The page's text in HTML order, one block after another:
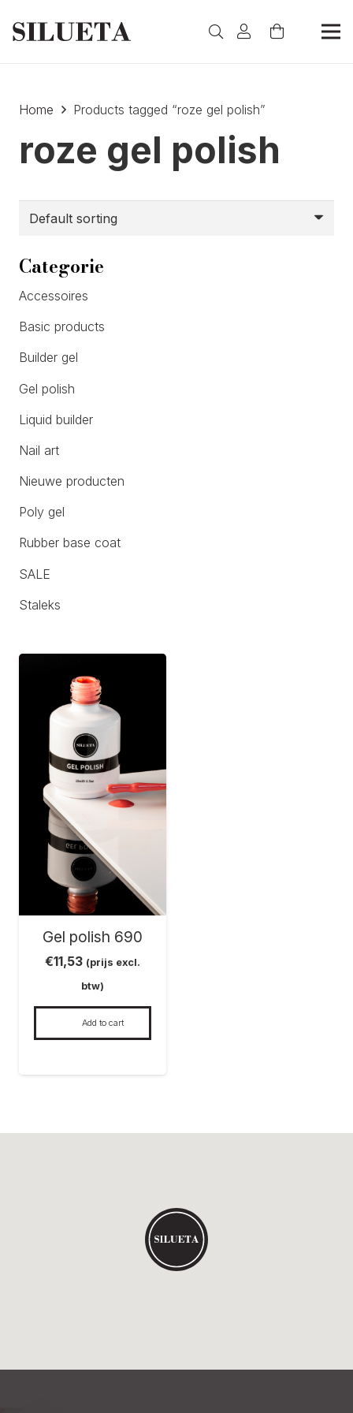
Home Products tagged “roze gel polish”
roze gel polish
Gel polish 690
€11,53 (prijs excl.
btw)
Add to cart
Categorie
Accessoires
Basic products
Builder gel
Gel polish
Liquid builder
Nail art
Nieuwe producten
Poly gel
Rubber base coat
SALE
Staleks